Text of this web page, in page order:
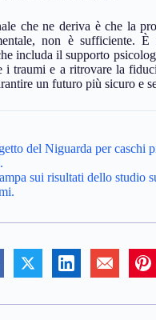
che ne deriva è che la
non è sufficiente. È
includa il supporto
i traumi e a ritrovare la
un futuro più sicuro e
del Niguarda per caschi
sui risultati dello studio